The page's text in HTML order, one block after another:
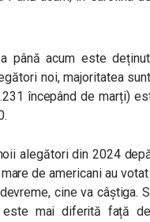
până acum este
noi, majoritatea
începând de marți)
alegători din 2024
de americani au
cine va câștiga.
este mai diferită față